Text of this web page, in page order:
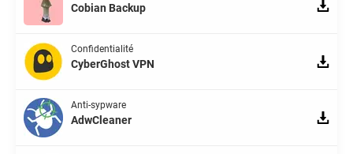
Cobian Backup
Confidentialité
CyberGhost VPN
Anti-sypware
AdwCleaner